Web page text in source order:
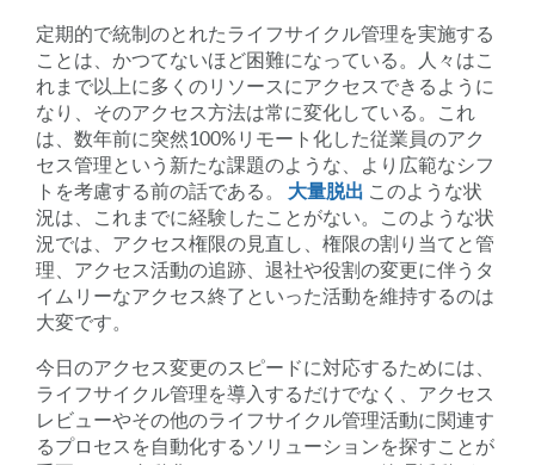
定期的で統制のとれたライフサイクル管理を実施する
ことは、かつてないほど困難になっている。人々はこ
れまで以上に多くのリソースにアクセスできるように
なり、そのアクセス方法は常に変化している。これ
は、数年前に突然100%リモート化した従業員のアク
セス管理という新たな課題のような、より広範なシフ
トを考慮する前の話である。 大量脱出 このような状
況は、これまでに経験したことがない。このような状
況では、アクセス権限の見直し、権限の割り当てと管
理、アクセス活動の追跡、退社や役割の変更に伴うタ
イムリーなアクセス終了といった活動を維持するのは
大変です。
今日のアクセス変更のスピードに対応するためには、
ライフサイクル管理を導入するだけでなく、アクセス
レビューやその他のライフサイクル管理活動に関連す
るプロセスを自動化するソリューションを探すことが